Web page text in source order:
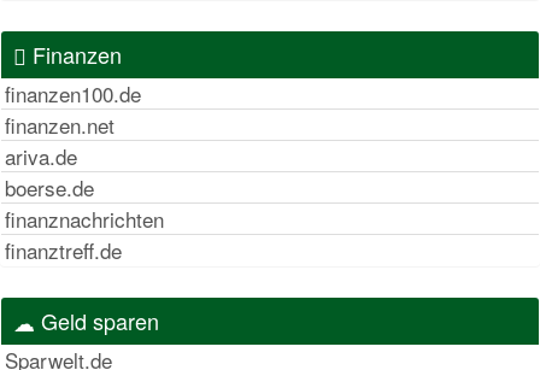
Finanzen
finanzen100.de
finanzen.net
ariva.de
boerse.de
finanznachrichten
finanztreff.de
Geld sparen
Sparwelt.de